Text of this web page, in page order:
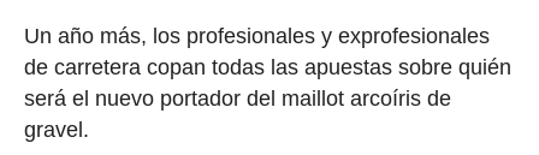
Un año más, los profesionales y exprofesionales
de carretera copan todas las apuestas sobre quién
será el nuevo portador del maillot arcoíris de
gravel.